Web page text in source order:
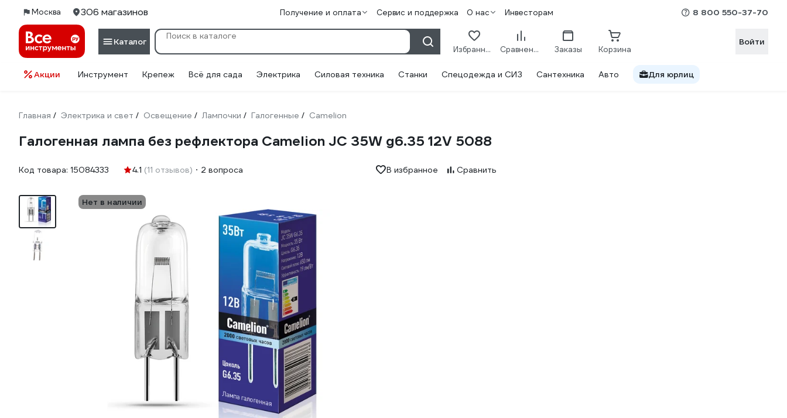
Москва 306 магазинов Получение и оплата Сервис и поддержка О нас Инвесторам 8 800 550-37-70
Каталог
Избранное Сравнение Заказы Корзина
Войти
Акции Инструмент Крепеж Всё для сада Электрика Силовая техника Станки Спецодежда и СИЗ Сантехника Авто Для юрлиц
Главная / Электрика и свет / Освещение / Лампочки / Галогенные / Camelion
Галогенная лампа без рефлектора Camelion JC 35W g6.35 12V 5088
Код товара: 15084333 4.1 (11 отзывов) 2 вопроса В избранное Сравнить
Нет в наличии